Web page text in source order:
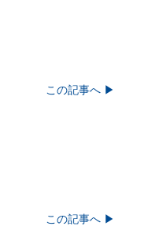
この記事へ ▶
この記事へ ▶